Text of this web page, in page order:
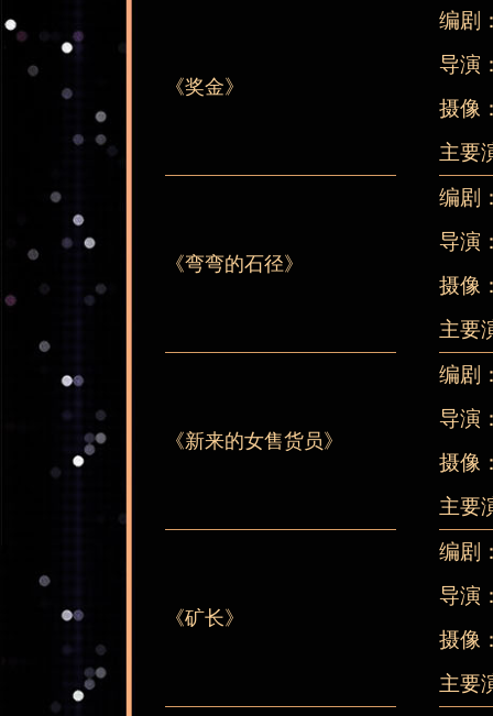
《奖金》
编剧
导演
摄像
主要
《弯弯的石径》
编剧
导演
摄像
主要
《新来的女售货员》
编剧
导演
摄像
主要
《矿长》
编剧
导演
摄像
主要